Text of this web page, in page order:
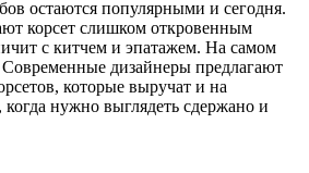
остаются популярными и сегодня.
корсет слишком откровенным
с китчем и эпатажем. На самом
Современные дизайнеры предлагают
которые выручат и на
нужно выглядеть сдержано и